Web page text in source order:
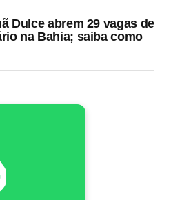
Dulce abrem 29 vagas de
na Bahia; saiba como